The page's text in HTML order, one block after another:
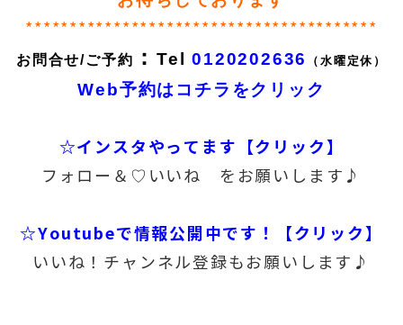
****************************************
お問合せ/ご予約 ：Tel0120202636 （水曜定休）
Web予約はコチラをクリック
☆インスタやってます【クリック】
フォロー＆♡いいね をお願いします♪
☆Youtubeで情報公開中です！【クリック】
いいね！チャンネル登録もお願いします♪